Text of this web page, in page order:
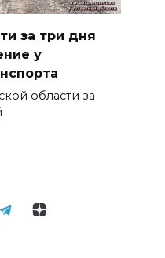
за три дня
у
области за